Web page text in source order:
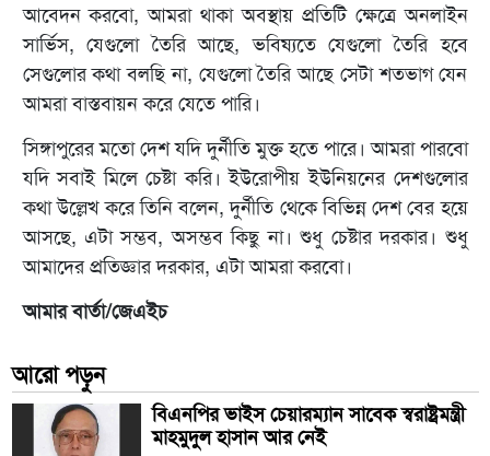
আবেদন করবো, আমরা থাকা অবস্থায় প্রতিটি ক্ষেত্রে অনলাইন
সার্ভিস, যেগুলো তৈরি আছে, ভবিষ্যতে যেগুলো তৈরি হবে
সেগুলোর কথা বলছি না, যেগুলো তৈরি আছে সেটা শতভাগ যেন
আমরা বাস্তবায়ন করে যেতে পারি।
সিঙ্গাপুরের মতো দেশ যদি দুর্নীতি মুক্ত হতে পারে। আমরা পারবো
যদি সবাই মিলে চেষ্টা করি। ইউরোপীয় ইউনিয়নের দেশগুলোর
কথা উল্লেখ করে তিনি বলেন, দুর্নীতি থেকে বিভিন্ন দেশ বের হয়ে
আসছে, এটা সম্ভব, অসম্ভব কিছু না। শুধু চেষ্টার দরকার। শুধু
আমাদের প্রতিজ্ঞার দরকার, এটা আমরা করবো।
আমার বার্তা/জেএইচ
আরো পড়ুন
বিএনপির ভাইস চেয়ারম্যান সাবেক স্বরাষ্ট্রমন্ত্রী
মাহমুদুল হাসান আর নেই